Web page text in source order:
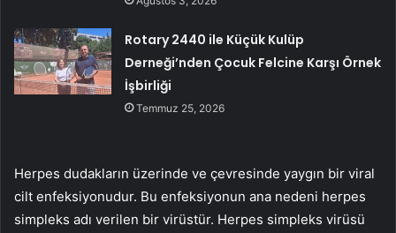
Rotary 2440 ile Küçük Kulüp
Derneği’nden Çocuk Felcine Karşı Örnek
İşbirliği
Temmuz 25, 2026
Herpes dudakların üzerinde ve çevresinde yaygın bir viral
cilt enfeksiyonudur. Bu enfeksiyonun ana nedeni herpes
simpleks adı verilen bir virüstür. Herpes simpleks virüsü